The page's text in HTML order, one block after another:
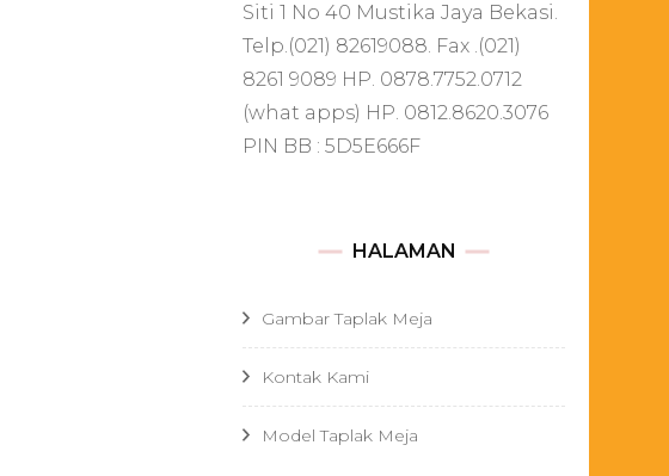
Siti 1 No 40 Mustika Jaya Bekasi.
Telp.(021) 82619088. Fax .(021)
8261 9089 HP. 0878.7752.0712
(what apps) HP. 0812.8620.3076
PIN BB : 5D5E666F
HALAMAN
Gambar Taplak Meja
Kontak Kami
Model Taplak Meja